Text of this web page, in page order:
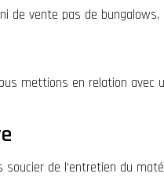
de vente pas de
mettions en relation
de l’entretien du